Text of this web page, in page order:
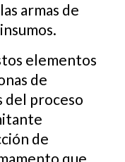
armas de
elementos
de
del proceso
de
que